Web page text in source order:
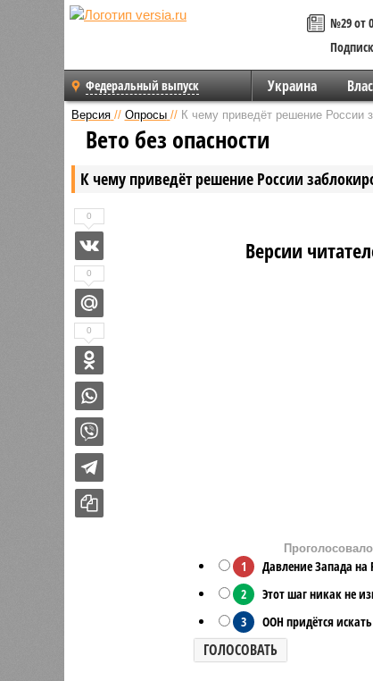
№29 от
Федеральный выпуск Украина
Версия // Опросы // К чему приведёт решение России
К чему приведёт решение России
Вето без опасности
Версии
1
Давление Запада на
2
Этот шаг никак не
3
ООН придётся
ГОЛОСОВАТЬ
0
0
0